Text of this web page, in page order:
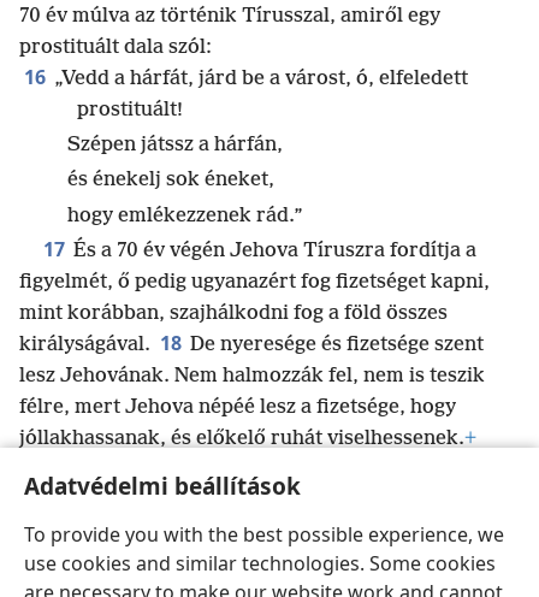
Adatvédelmi beállítások
To provide you with the best possible experience, we
use cookies and similar technologies. Some cookies
70 év múlva az történik Tírusszal, amiről egy
prostituált dala szól:
16 „Vedd a hárfát, járd be a várost, ó, elfeledett
prostituált!
Szépen játssz a hárfán,
és énekelj sok éneket,
hogy emlékezzenek rád.”
17 És a 70 év végén Jehova Tíruszra fordítja a
figyelmét, ő pedig ugyanazért fog fizetséget kapni,
mint korábban, szajhálkodni fog a föld összes
királyságával. 18 De nyeresége és fizetsége szent
lesz Jehovának. Nem halmozzák fel, nem is teszik
félre, mert Jehova népéé lesz a fizetsége, hogy
jóllakhassanak, és előkelő ruhát viselhessenek.+
Magyar Megosztás Beállítások